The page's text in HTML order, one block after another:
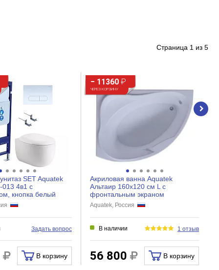
Страница 1 из 5
SET Aquatek
013 4в1 с
кнопка белый
Задать вопрос
В корзину
− 11360 ₽
ЧЕРЕЗ КОРЗИНУ
Акриловая ванна Aquatek
Альтаир 160х120 см L с
фронтальным экраном
Aquatek, Россия
В наличии 1 отзыв
56 800 В корзину